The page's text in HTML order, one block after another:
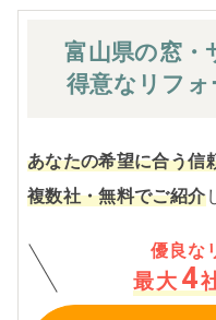
富山県の窓・
得意なリフォ
あなたの希望に合う信
複数社・無料でご紹介
優良な
最大 4